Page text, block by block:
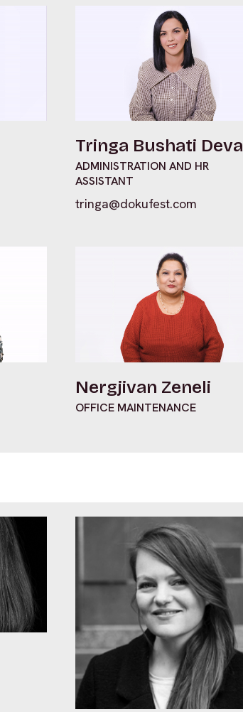
Tringa Bushati Deva
ADMINISTRATION AND HR
ASSISTANT
tringa@dokufest.com
Nergjivan Zeneli
OFFICE MAINTENANCE